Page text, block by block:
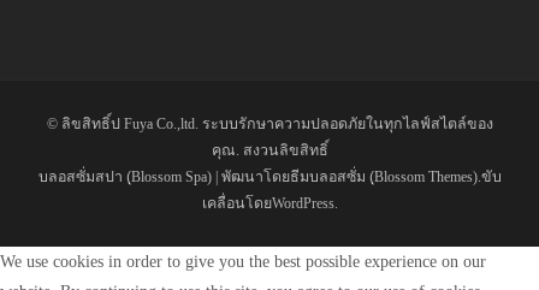
© ลิขสิทธิ์ป Fuya Co.,ltd. ระบบรักษาความปลอดภัยในทุกไลฟ์สไตล์ของ
คุณ. สงวนลิขสิทธิ์
บลอสซั่มสปา (ฺBlossom Spa) | พัฒนาโดยธีมบลอสซั่ม (ฺBlossom Themes).ขับ
เคลื่อนโดยWordPress.
We use cookies in order to give you the best possible experience on our